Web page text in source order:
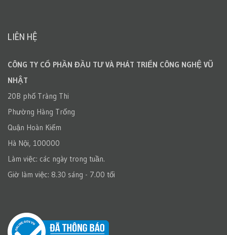
LIÊN HỆ
CÔNG TY CỔ PHẦN ĐẦU TƯ VÀ PHÁT TRIỂN CÔNG NGHỆ VŨ
NHẬT
20B phố Tràng Thi
Phường Hàng Trống
Quận Hoàn Kiếm
Hà Nội, 100000
Làm việc: các ngày trong tuần.
Giờ làm việc: 8.30 sáng - 7.00 tối